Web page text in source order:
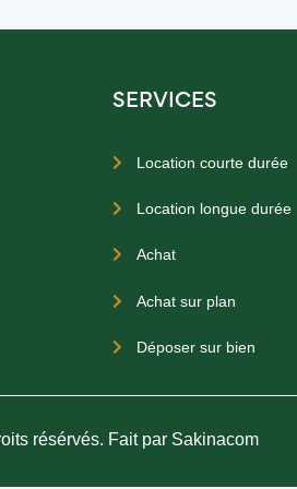
SERVICES
 Location courte durée
 Location longue durée
 Achat
 Achat sur plan
 Déposer sur bien
résérvés. Fait par Sakinacom